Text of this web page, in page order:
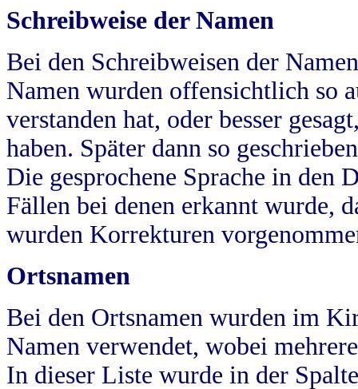
Schreibweise der Namen
Bei den Schreibweisen der
Namen wurden offensichtlich so
verstanden hat, oder besser
haben. Später dann so
Die gesprochene Sprache in
Fällen bei denen erkannt wurde,
wurden Korrekturen
Ortsnamen
Bei den Ortsnamen wurden im
Namen verwendet, wobei
In dieser Liste wurde in der